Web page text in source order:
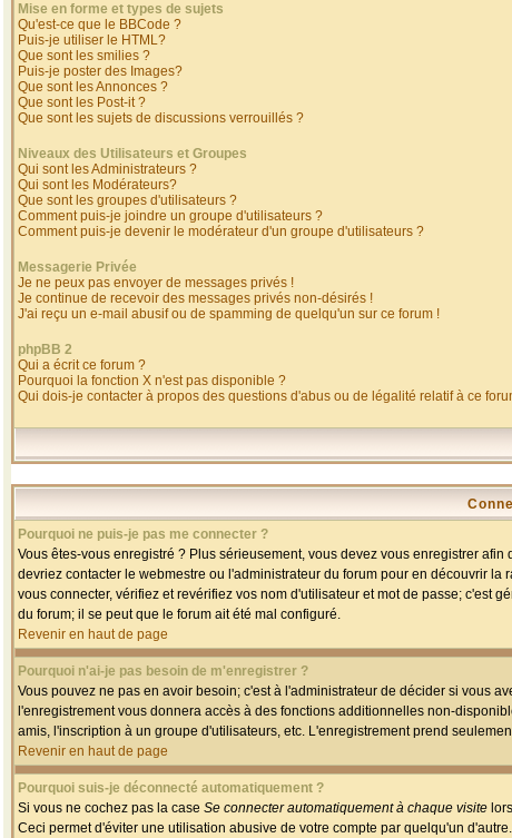
Mise en forme et types de sujets
Qu'est-ce que le BBCode ?
Puis-je utiliser le HTML?
Que sont les smilies ?
Puis-je poster des Images?
Que sont les Annonces ?
Que sont les Post-it ?
Que sont les sujets de discussions verrouillés ?
Niveaux des Utilisateurs et Groupes
Qui sont les Administrateurs ?
Qui sont les Modérateurs?
Que sont les groupes d'utilisateurs ?
Comment puis-je joindre un groupe d'utilisateurs ?
Comment puis-je devenir le modérateur d'un groupe d'utilisateurs ?
Messagerie Privée
Je ne peux pas envoyer de messages privés !
Je continue de recevoir des messages privés non-désirés !
J'ai reçu un e-mail abusif ou de spamming de quelqu'un sur ce forum !
phpBB 2
Qui a écrit ce forum ?
Pourquoi la fonction X n'est pas disponible ?
Qui dois-je contacter à propos des questions d'abus ou de légalité relatif à ce
Pourquoi ne puis-je pas me connecter ?
Vous êtes-vous enregistré ? Plus sérieusement, vous devez vous enregistrer
devriez contacter le webmestre ou l'administrateur du forum pour en découvrir
vous connecter, vérifiez et revérifiez vos nom d'utilisateur et mot de passe; c'est
du forum; il se peut que le forum ait été mal configuré.
Revenir en haut de page
Pourquoi n'ai-je pas besoin de m'enregistrer ?
Vous pouvez ne pas en avoir besoin; c'est à l'administrateur de décider si vous
l'enregistrement vous donnera accès à des fonctions additionnelles non-
amis, l'inscription à un groupe d'utilisateurs, etc. L'enregistrement prend
Revenir en haut de page
Pourquoi suis-je déconnecté automatiquement ?
Si vous ne cochez pas la case Se connecter automatiquement à chaque visite
Ceci permet d'éviter une utilisation abusive de votre compte par quelqu'un